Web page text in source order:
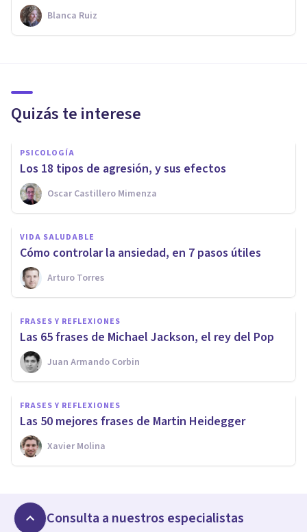
Blanca Ruiz
Quizás te interese
PSICOLOGÍA
Los 18 tipos de agresión, y sus efectos
Oscar Castillero Mimenza
VIDA SALUDABLE
Cómo controlar la ansiedad, en 7 pasos útiles
Arturo Torres
FRASES Y REFLEXIONES
Las 65 frases de Michael Jackson, el rey del Pop
Juan Armando Corbin
FRASES Y REFLEXIONES
Las 50 mejores frases de Martin Heidegger
Xavier Molina
Consulta a nuestros especialistas